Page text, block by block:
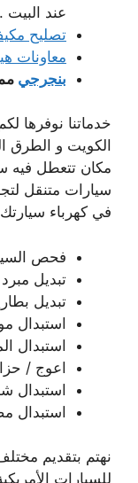
عند البيت .
تصليح
معاونات
بنجرجي
خدماتنا نوفرها
الكويت و الطرق
مكان تتعطل فيه
سيارات متنقل
في كهرباء
فحص
تبديل
تبديل
استبدال
استبدال
اعوج /
استبدال
استبدال
نهتم بتقديم
للسيارات